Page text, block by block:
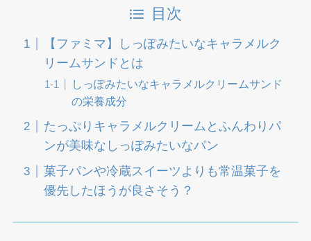
目次
【ファミマ】しっぽみたいなキャラメルク
リームサンドとは
しっぽみたいなキャラメルクリームサンド
の栄養成分
たっぷりキャラメルクリームとふんわりパ
ンが美味なしっぽみたいなパン
菓子パンや冷蔵スイーツよりも常温菓子を
優先したほうが良さそう？